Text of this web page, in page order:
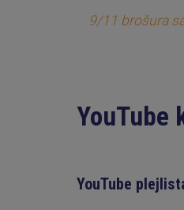
9/11 brošura
YouTube
YouTube